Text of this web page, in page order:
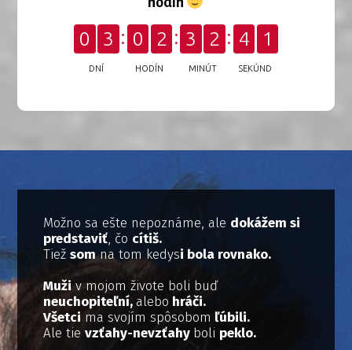
0 3
DNÍ
0 2
HODÍN
3 2
MINÚT
3 9
SEKÚND
Možno sa ešte nepoznáme, ale dokážem si
predstaviť, čo cítiš.
Tiež somna tom kedysi bola rovnako.
Muživ mojom živote boli buď
neuchopiteľní, alebo hráči.
Všetci ma svojím spôsobom ľúbili.
Ale tie vzťahy-nevzťahy boli peklo.